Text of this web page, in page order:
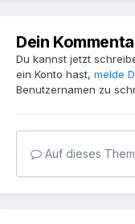
Dein
Du kannst jetzt
ein Konto hast, melde
Benutzernamen zu
Auf dieses